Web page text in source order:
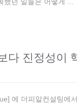
다 진정성이
에 더피알컨설팅에